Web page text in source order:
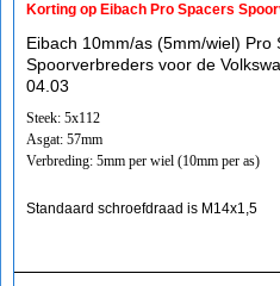
Korting op Eibach Pro Spacers
Eibach 10mm/as (5mm/wiel) Pro
Spoorverbreders voor de
04.03
Steek: 5x112
Asgat: 57mm
Verbreding: 5mm per wiel (10mm per as)
Standaard schroefdraad is M14x1,5